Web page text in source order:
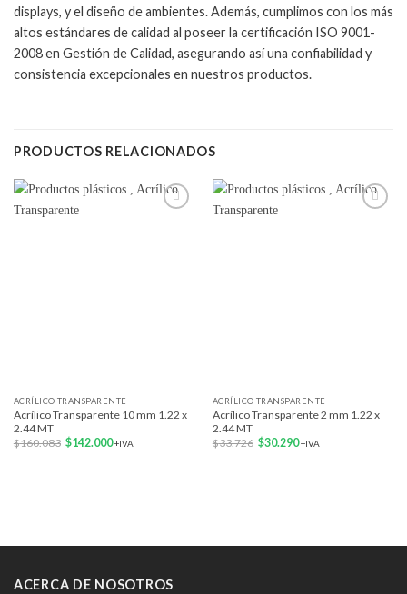
displays, y el diseño de ambientes. Además, cumplimos con los más
altos estándares de calidad al poseer la certificación ISO 9001-
2008 en Gestión de Calidad, asegurando así una confiabilidad y
consistencia excepcionales en nuestros productos.
PRODUCTOS RELACIONADOS
ACRÍLICO TRANSPARENTE
Acrílico Transparente 10 mm 1.22 x
2.44 MT
$160.083 El
$142.000El+IVA
ACRÍLICO TRANSPARENTE
Acrílico Transparente 2 mm 1.22 x
2.44 MT
$33.726 El
$30.290El+IVA
ACERCA DE NOSOTROS